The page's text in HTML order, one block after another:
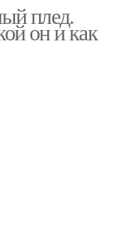
Плед из хлопка
плед.
он и как